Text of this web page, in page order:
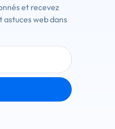
et recevez
astuces web dans